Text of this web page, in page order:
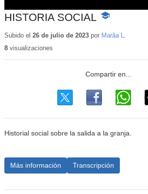
HISTORIA SOCIAL -
educativo
Subido el 26 de julio de 2023por Marã­a L.
8visualizaciones
Historial social sobre la salida a la granja.
Más información Transcripción